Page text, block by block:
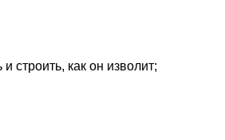
строить, как он изволит;